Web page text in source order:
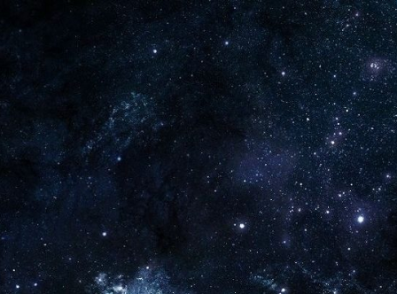
Plus de 2800 critiques de films